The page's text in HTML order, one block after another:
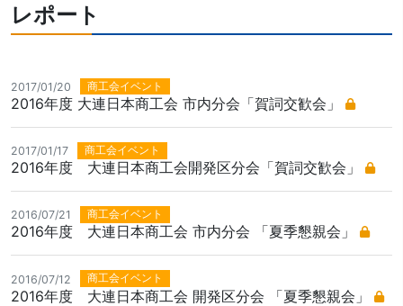
レポート
2017/01/20 商工会イベント
2016年度 大連日本商工会 市内分会「賀詞交歓会」
2017/01/17 商工会イベント
2016年度 大連日本商工会開発区分会「賀詞交歓会」
2016/07/21 商工会イベント
2016年度 大連日本商工会 市内分会 「夏季懇親会」
2016/07/12 商工会イベント
2016年度 大連日本商工会 開発区分会 「夏季懇親会」